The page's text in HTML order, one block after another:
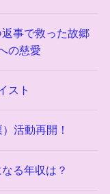
返事で救った故郷
の慈愛
スト
活動再開！
る年収は？